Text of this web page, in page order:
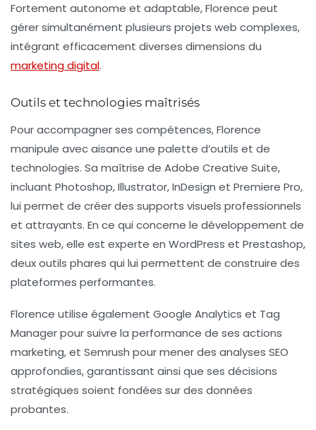
Fortement autonome et adaptable, Florence peut
gérer simultanément plusieurs projets web complexes,
intégrant efficacement diverses dimensions du
marketing digital.
Outils et technologies maîtrisés
Pour accompagner ses compétences, Florence
manipule avec aisance une palette d’outils et de
technologies. Sa maîtrise de Adobe Creative Suite,
incluant Photoshop, Illustrator, InDesign et Premiere Pro,
lui permet de créer des supports visuels professionnels
et attrayants. En ce qui concerne le développement de
sites web, elle est experte en WordPress et Prestashop,
deux outils phares qui lui permettent de construire des
plateformes performantes.
Florence utilise également Google Analytics et Tag
Managerpour suivre la performance de ses actions
marketing, et Semrush pour mener des analyses SEO
approfondies, garantissant ainsi que ses décisions
stratégiques soient fondées sur des données
probantes.